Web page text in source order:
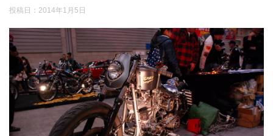
投稿日： 2014年1月5日